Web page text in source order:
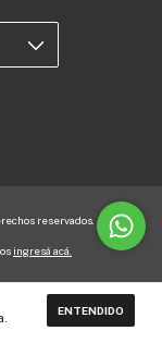
ENTENDIDO
reservados.
ingresá acá.